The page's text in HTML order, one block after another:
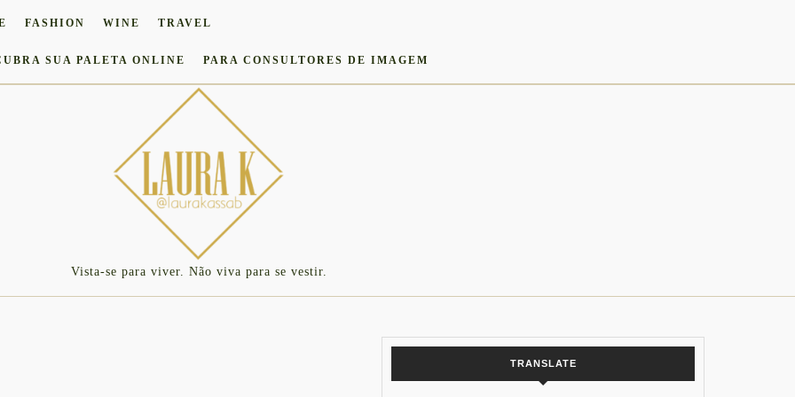
FASHION WINE TRAVEL
SUA PALETA ONLINE PARA CONSULTORES DE IMAGEM
Vista-se para viver. Não viva para se vestir.
TRANSLATE